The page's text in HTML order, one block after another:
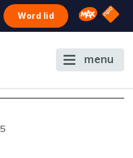
Word lid Omroep
NPO
menu
opgetreden. Als het
klantenservice.